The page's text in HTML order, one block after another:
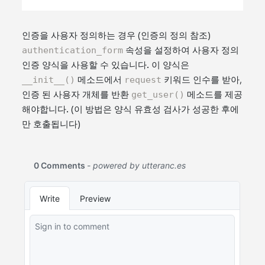
인증을 사용자 정의하는 경우 (인증의 정의 참조)
authentication_form 속성을 설정하여 사용자 정의
인증 양식을 사용할 수 있습니다. 이 양식은
__init__() 메소드에서 request 키워드 인수를 받아,
인증 된 사용자 개체를 반환 get_user() 메소드를 제공
해야합니다. (이 방법은 양식 유효성 검사가 성공한 후에
만 ​​호출됩니다)